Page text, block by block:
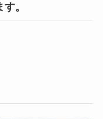
。